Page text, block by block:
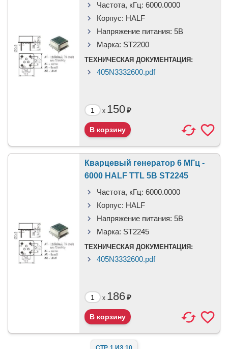
Частота, кГц: 6000.0000
Корпус: HALF
Напряжение питания: 5В
Марка: ST2200
ТЕХНИЧЕСКАЯ ДОКУМЕНТАЦИЯ:
405N3332600.pdf
x 150₽
Кварцевый генератор 6 МГц -
6000 HALF TTL 5В ST2245
Частота, кГц: 6000.0000
Корпус: HALF
Напряжение питания: 5В
Марка: ST2245
ТЕХНИЧЕСКАЯ ДОКУМЕНТАЦИЯ:
405N3332600.pdf
x 186₽
СТР. 1 ИЗ 10